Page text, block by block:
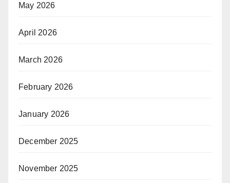
May 2026
April 2026
March 2026
February 2026
January 2026
December 2025
November 2025